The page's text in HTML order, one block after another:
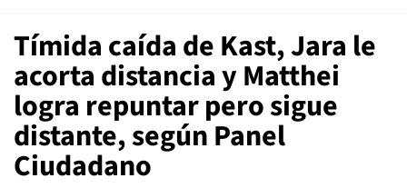
Tímida caída de Kast, Jara le
acorta distancia y Matthei
logra repuntar pero sigue
distante, según Panel
Ciudadano